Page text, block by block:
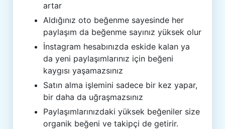
artar
Aldığınız oto beğenme sayesinde her
paylaşım da beğenme sayınız yüksek olur
İnstagram hesabınızda eskide kalan ya
da yeni paylaşımlarınız için beğeni
kaygısı yaşamazsınız
Satın alma işlemini sadece bir kez yapar,
bir daha da uğraşmazsınız
Paylaşımlarınızdaki yüksek beğeniler size
organik beğeni ve takipçi de getirir.